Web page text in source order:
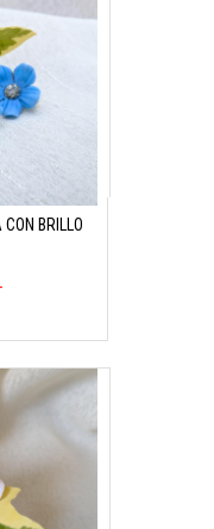
BRILLO